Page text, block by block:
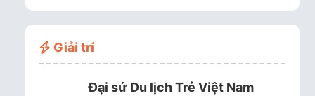
Giải trí
Đại sứ Du lịch Trẻ Việt Nam